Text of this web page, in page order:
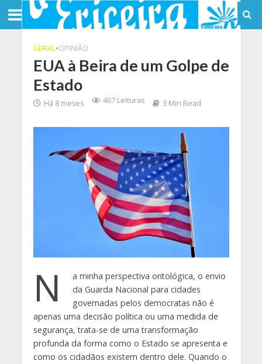
GERAL•OPINIÃO
EUA à Beira de um Golpe de
Estado
Há 8 meses 467 Leituras 3 Min Read
N
a minha perspectiva ontológica, o envio
da Guarda Nacional para cidades
governadas pelos democratas não é
apenas uma decisão política ou uma medida de
segurança, trata-se de uma transformação
profunda da forma como o Estado se apresenta e
como os cidadãos existem dentro dele. Quando o